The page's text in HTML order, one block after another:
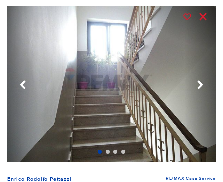
Enrico Rodolfo Pettazzi RE/MAX Casa Service